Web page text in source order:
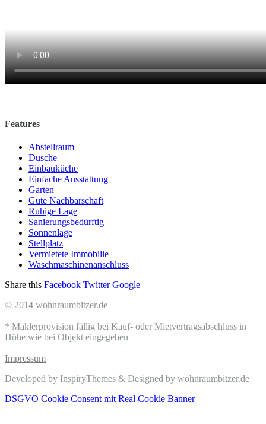
Features
Abstellraum
Dusche
Einbauküche
Einfache Ausstattung
Garten
Gute Nachbarschaft
Ruhige Lage
Sanierungsbedürftig
Sonnenlage
Stellplatz
Vermietete Immobilie
Waschmaschinenanschluss
Share this Facebook Twitter Google
© 2014 wohnraumbitzer.de
* Maklerprovision fällig bei Kauf- oder Mietvertragsabschluss in
Höhe wie bei Objekt eingegeben
Impressum
Developed by InspiryThemes & Designed by wohnraumbitzer.de
DSGVO Cookie Consent mit Real Cookie Banner